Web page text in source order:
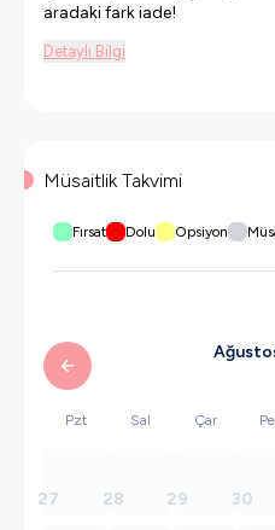
aradaki fark iade!
Detaylı Bilgi
Müsaitlik Takvimi
Fırsat Dolu Opsiyon
Pzt Sal Çar
27 28 29 30